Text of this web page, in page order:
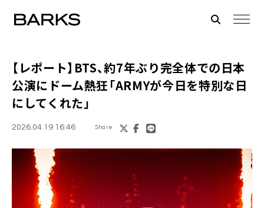
【レポート】BTS、約7年ぶり完全体での日本
公演にドーム熱狂「ARMYが今日を特別な日
にしてくれた」
2026.04.19 16:46 Share